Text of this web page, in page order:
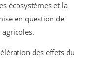
écosystèmes et la
en question de
des effets du